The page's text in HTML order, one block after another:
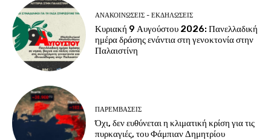
ΑΝΑΚΟΙΝΩΣΕΙΣ - ΕΚΔΗΛΩΣΕΙΣ
Κυριακή 9 Αυγούστου 2026: Πανελλαδική
ημέρα δράσης ενάντια στη γενοκτονία στην
Παλαιστίνη
ΠΑΡΕΜΒΑΣΕΙΣ
Όχι, δεν ευθύνεται η κλιματική κρίση για τις
πυρκαγιές, του Φάμπιαν Δημητρίου